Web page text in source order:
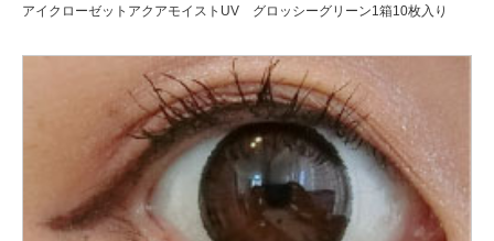
アイクローゼットアクアモイストUV グロッシーグリーン1箱10枚入り